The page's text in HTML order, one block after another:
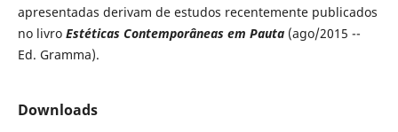
apresentadas derivam de estudos recentemente publicados
no livro Estéticas Contemporâneas em Pauta (ago/2015 --
Ed. Gramma).
Downloads